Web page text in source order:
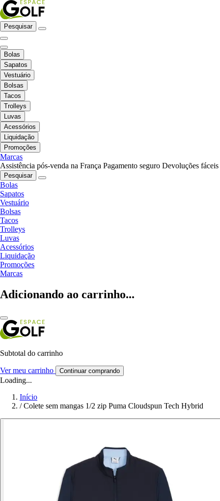
Pesquisar
Bolas
Sapatos
Vestuário
Bolsas
Tacos
Trolleys
Luvas
Acessórios
Liquidação
Promoções
Marcas
Assistência pós-venda na França Pagamento seguro Devoluções fáceis
Pesquisar
Bolas
Sapatos
Vestuário
Bolsas
Tacos
Trolleys
Luvas
Acessórios
Liquidação
Promoções
Marcas
Adicionando ao carrinho...
Subtotal do carrinho
Ver meu carrinho Continuar comprando
Loading...
Início
/ Colete sem mangas 1/2 zip Puma Cloudspun Tech Hybrid